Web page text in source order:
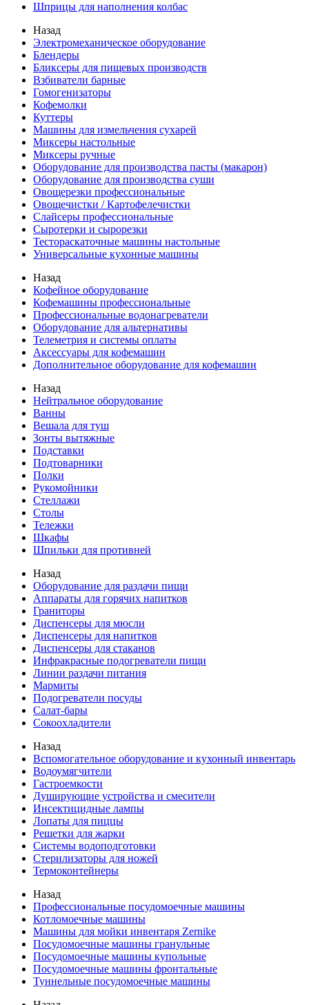
Шприцы для наполнения колбас
Назад
Электромеханическое оборудование
Блендеры
Бликсеры для пищевых производств
Взбиватели барные
Гомогенизаторы
Кофемолки
Куттеры
Машины для измельчения сухарей
Миксеры настольные
Миксеры ручные
Оборудование для производства пасты (макарон)
Оборудование для производства суши
Овощерезки профессиональные
Овощечистки / Картофелечистки
Слайсеры профессиональные
Сыротерки и сырорезки
Тестораскаточные машины настольные
Универсальные кухонные машины
Назад
Кофейное оборудование
Кофемашины профессиональные
Профессиональные водонагреватели
Оборудование для альтернативы
Телеметрия и системы оплаты
Аксессуары для кофемашин
Дополнительное оборудование для кофемашин
Назад
Нейтральное оборудование
Ванны
Вешала для туш
Зонты вытяжные
Подставки
Подтоварники
Полки
Рукомойники
Стеллажи
Столы
Тележки
Шкафы
Шпильки для противней
Назад
Оборудование для раздачи пищи
Аппараты для горячих напитков
Граниторы
Диспенсеры для мюсли
Диспенсеры для напитков
Диспенсеры для стаканов
Инфракрасные подогреватели пищи
Линии раздачи питания
Мармиты
Подогреватели посуды
Салат-бары
Сокоохладители
Назад
Вспомогательное оборудование и кухонный инвентарь
Водоумягчители
Гастроемкости
Душирующие устройства и смесители
Инсектицидные лампы
Лопаты для пиццы
Решетки для жарки
Системы водоподготовки
Стерилизаторы для ножей
Термоконтейнеры
Назад
Профессиональные посудомоечные машины
Котломоечные машины
Машины для мойки инвентаря Zernike
Посудомоечные машины гранульные
Посудомоечные машины купольные
Посудомоечные машины фронтальные
Туннельные посудомоечные машины